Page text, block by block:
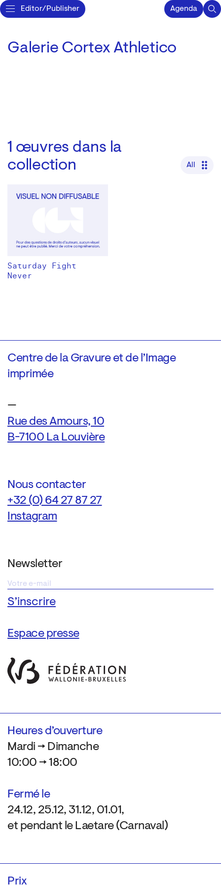
Editor/Publisher Agenda
Galerie Cortex Athletico
1 œuvres dans la
collection
All
Saturday Fight
Never
Centre de la Gravure et de l’Image
imprimée
—
Rue des Amours, 10
B-7100 La Louvière
Nous contacter
+32 (0) 64 27 87 27
Instagram
Newsletter
Espace presse
Heures d’ouverture
Mardi → Dimanche
10:00 → 18:00
Fermé le
24.12, 25.12, 31.12, 01.01,
et pendant le Laetare (Carnaval)
Prix